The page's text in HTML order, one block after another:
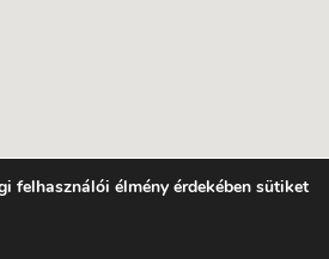
felhasználói élmény érdekében sütiket